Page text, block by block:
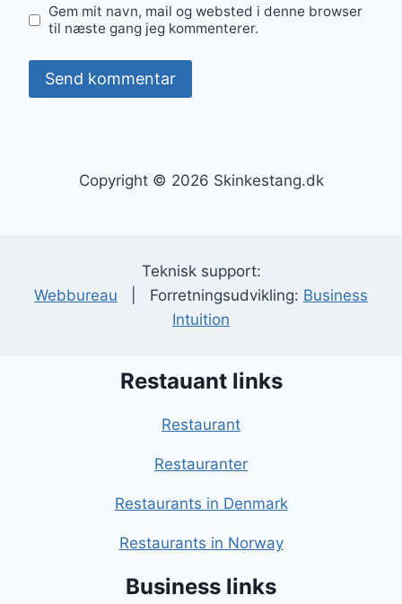
Gem mit navn, mail og websted i denne browser
til næste gang jeg kommenterer.
Copyright © 2026 Skinkestang.dk
Teknisk support:
Webbureau | Forretningsudvikling: Business
Intuition
Restauant links
Restaurant
Restauranter
Restaurants in Denmark
Restaurants in Norway
Business links